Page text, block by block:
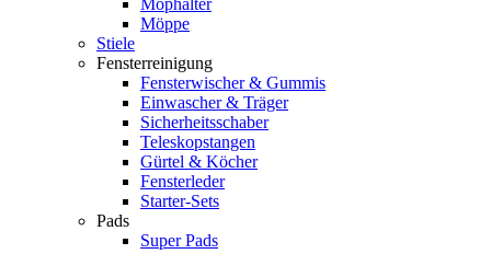
Mophalter
Möppe
Stiele
Fensterreinigung
Fensterwischer & Gummis
Einwascher & Träger
Sicherheitsschaber
Teleskopstangen
Gürtel & Köcher
Fensterleder
Starter-Sets
Pads
Super Pads